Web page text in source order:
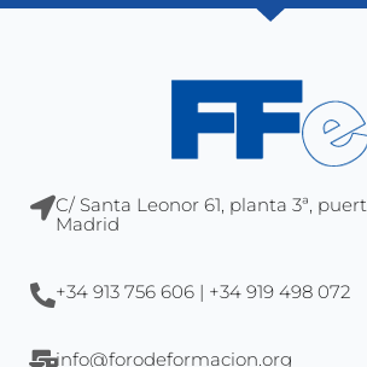
C/ Santa Leonor 61, planta 3ª,
Madrid
+34 913 756 606 | +34 919 498 072
info@forodeformacion.org